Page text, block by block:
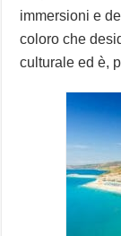
immersioni e
coloro che
culturale ed è,